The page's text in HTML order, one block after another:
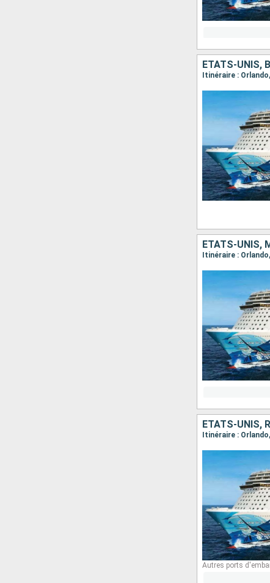
ÉTATS-UNIS,
Itinéraire :
ÉTATS-UNIS,
Itinéraire :
ÉTATS-UNIS,
Itinéraire :
Autres ports